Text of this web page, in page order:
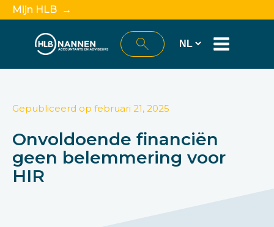
Mijn HLB →
Gepubliceerd op februari 21, 2025
Onvoldoende financiën
geen belemmering voor
HIR